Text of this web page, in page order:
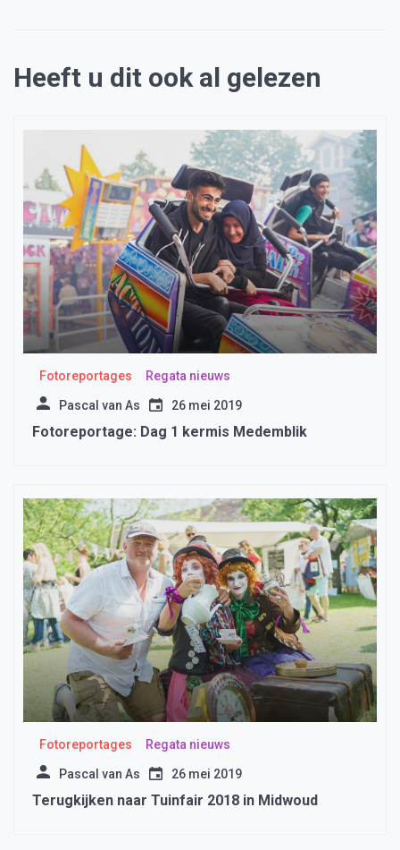
Heeft u dit ook al gelezen
Fotoreportages Regata nieuws
Pascal van As 26 mei 2019
Fotoreportage: Dag 1 kermis Medemblik
Fotoreportages Regata nieuws
Pascal van As 26 mei 2019
Terugkijken naar Tuinfair 2018 in Midwoud